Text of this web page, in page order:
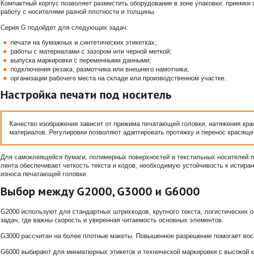
Компактный корпус позволяет разместить оборудование в зоне упаковки,
работу с носителями разной плотности и толщины.
Серия G подойдет для следующих задач:
печати на бумажных и синтетических этикетках;
работы с материалами с зазором или черной меткой;
выпуска маркировки с переменными данными;
подключения резака, размотчика или внешнего намотчика;
организации рабочего места на складе или производственном участке.
Настройка печати под носитель
Качество изображения зависит от прижима печатающей головки, натяжения
материалов. Регулировки позволяют адаптировать протяжку и перенос
Для самоклеящейся бумаги, полимерных поверхностей и текстильных
лента обеспечивает четкость текста и кодов, необходимую устойчивость к
износа печатающей головки.
Выбор между G2000, G3000 и G6000
G2000 используют для стандартных штрихкодов, крупного текста,
задач, где важны скорость и уверенная читаемость основных элементов.
G3000 рассчитан на более плотные макеты. Повышенное разрешение помогает
G6000 выбирают для миниатюрных этикеток и технической маркировки с